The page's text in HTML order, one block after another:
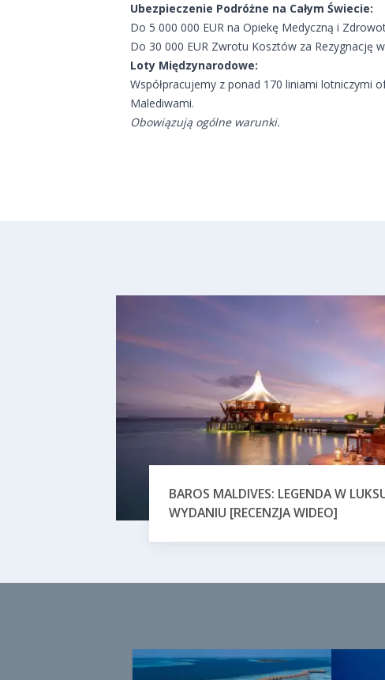
Ubezpieczenie Podróżne na Całym Świecie:
Do 5 000 000 EUR na Opiekę Medyczną i
Do 30 000 EUR Zwrotu Kosztów za Rezygnację
Loty Międzynarodowe:
Współpracujemy z ponad 170 liniami lotniczymi
Malediwami.
Obowiązują ogólne warunki.
BAROS MALDIVES: LEGENDA W
WYDANIU [RECENZJA WIDEO]